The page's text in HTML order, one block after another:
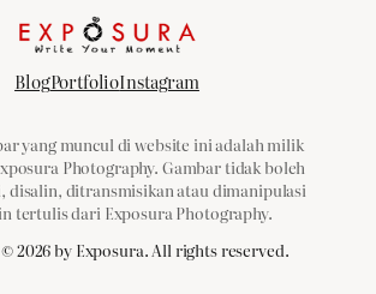
BlogPortfolioInstagram
yang muncul di website ini adalah milik
Photography. Gambar tidak boleh
disalin, ditransmisikan atau dimanipulasi
tertulis dari Exposura Photography.
©2026by Exposura. All rights reserved.